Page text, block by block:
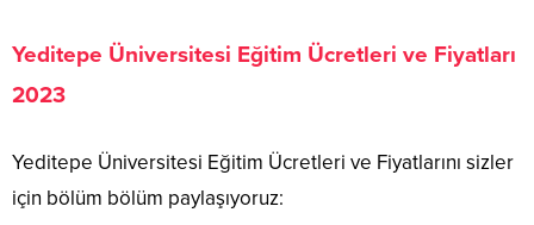
Yeditepe Üniversitesi Eğitim Ücretleri ve Fiyatları
2023
Yeditepe Üniversitesi Eğitim Ücretleri ve Fiyatlarını sizler
için bölüm bölüm paylaşıyoruz: